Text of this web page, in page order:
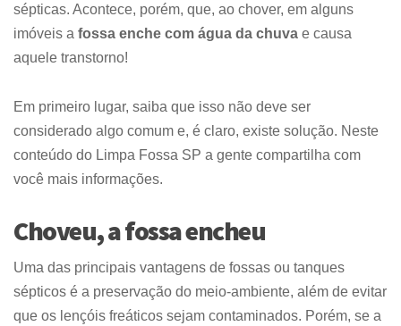
sépticas. Acontece, porém, que, ao chover, em alguns
imóveis a fossa enche com água da chuva e causa
aquele transtorno!
Em primeiro lugar, saiba que isso não deve ser
considerado algo comum e, é claro, existe solução. Neste
conteúdo do Limpa Fossa SP a gente compartilha com
você mais informações.
Choveu, a fossa encheu
Uma das principais vantagens de fossas ou tanques
sépticos é a preservação do meio-ambiente, além de evitar
que os lençóis freáticos sejam contaminados. Porém, se a